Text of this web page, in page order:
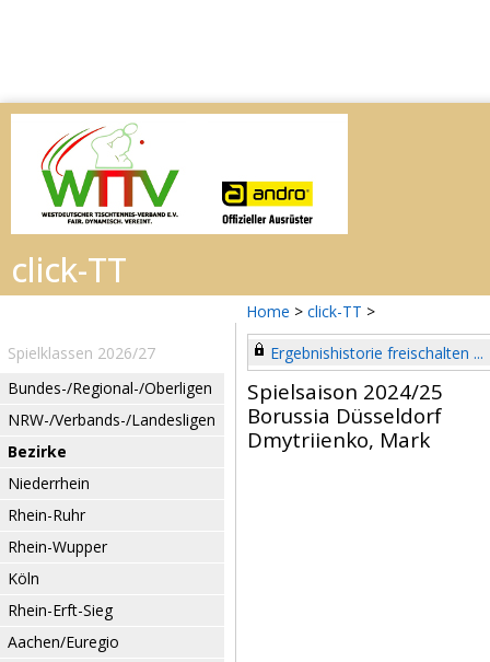
Home > click-TT >
Spielklassen 2026/27
Bundes-/Regional-/Oberligen
NRW-/Verbands-/Landesligen
Bezirke
Niederrhein
Rhein-Ruhr
Rhein-Wupper
Köln
Rhein-Erft-Sieg
Aachen/Euregio
Ergebnishistorie freischalten ...
Spielsaison 2024/25
Borussia Düsseldorf
Dmytriienko, Mark